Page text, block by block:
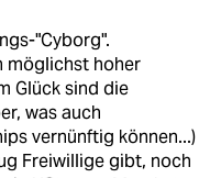
"Cyborg".
möglichst hoher
Glück sind die
was auch
vernünftig können...)
Freiwillige gibt, noch